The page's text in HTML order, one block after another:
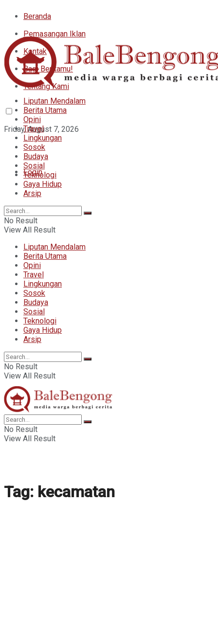
Beranda
Pemasangan Iklan
Kontak
Bagi Beritamu!
Tentang Kami
Friday, August 7, 2026
Login
Liputan Mendalam
Berita Utama
Opini
Travel
Lingkungan
Sosok
Budaya
Sosial
Teknologi
Gaya Hidup
Arsip
No Result
View All Result
Liputan Mendalam
Berita Utama
Opini
Travel
Lingkungan
Sosok
Budaya
Sosial
Teknologi
Gaya Hidup
Arsip
No Result
View All Result
No Result
View All Result
Tag: kecamatan